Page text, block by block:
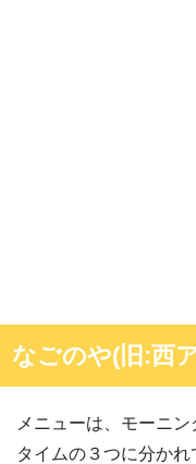
なごのや(旧:西
メニューは、モーニ
タイムの３つに分かれ